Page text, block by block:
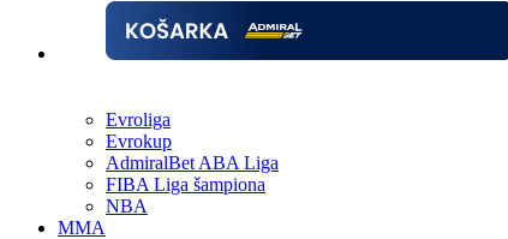
Evroliga
Evrokup
AdmiralBet ABA Liga
FIBA Liga šampiona
NBA
MMA